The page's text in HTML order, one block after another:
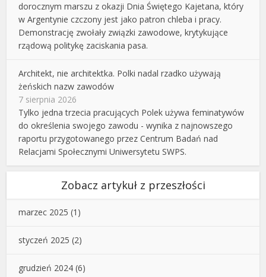
dorocznym marszu z okazji Dnia Świętego Kajetana, który
w Argentynie czczony jest jako patron chleba i pracy.
Demonstrację zwołały związki zawodowe, krytykujące
rządową politykę zaciskania pasa.
Architekt, nie architektka. Polki nadal rzadko używają
żeńskich nazw zawodów
7 sierpnia 2026
Tylko jedna trzecia pracujących Polek używa feminatywów
do określenia swojego zawodu - wynika z najnowszego
raportu przygotowanego przez Centrum Badań nad
Relacjami Społecznymi Uniwersytetu SWPS.
Zobacz artykuł z przeszłości
marzec 2025 (1)
styczeń 2025 (2)
grudzień 2024 (6)